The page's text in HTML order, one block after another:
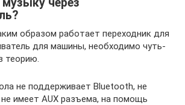
образом работает переходник для
для машины, необходимо чуть-
теорию.
не поддерживает Bluetooth, не
имеет AUX разъема, на помощь